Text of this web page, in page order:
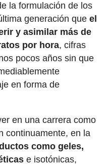
la formulación de los
generación que el
y asimilar más de
por hora, cifras
pocos años sin que
en forma de
en una carrera como
continuamente, en la
como geles,
e isotónicas,